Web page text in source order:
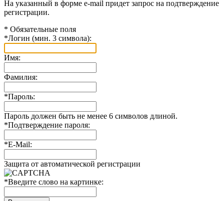
На указанный в форме e-mail придет запрос на подтверждение
регистрации.
* Обязательные поля
*Логин (мин. 3 символа):
Имя:
Фамилия:
*Пароль:
Пароль должен быть не менее 6 символов длиной.
*Подтверждение пароля:
*E-Mail:
Защита от автоматической регистрации
*Введите слово на картинке: